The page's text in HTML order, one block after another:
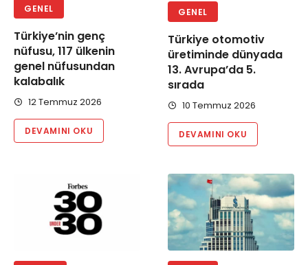
GENEL
Türkiye’nin genç
nüfusu, 117 ülkenin
genel nüfusundan
kalabalık
12 Temmuz 2026
DEVAMINI OKU
GENEL
Türkiye otomotiv
üretiminde dünyada
13. Avrupa’da 5.
sırada
10 Temmuz 2026
DEVAMINI OKU